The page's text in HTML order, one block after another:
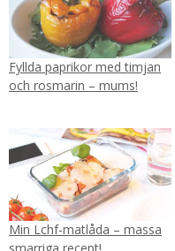
Fyllda paprikor med timjan
och rosmarin – mums!
Min Lchf-matlåda – massa